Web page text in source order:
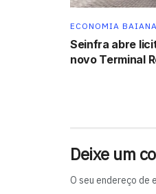
ECONOMIA BAIANA
Seinfra abre
novo Terminal
Deixe um
O seu endereço de